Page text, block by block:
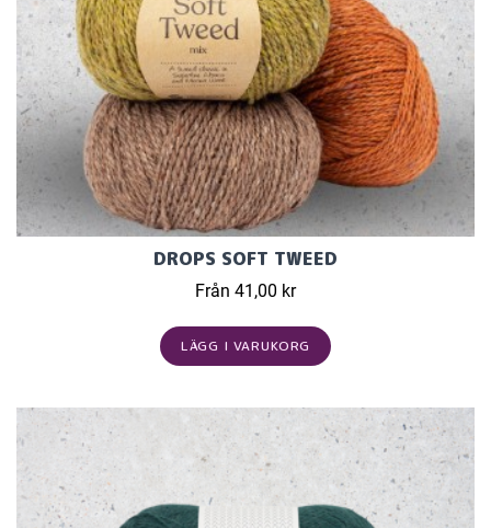
DROPS SOFT TWEED
Från 41,00 kr
LÄGG I VARUKORG